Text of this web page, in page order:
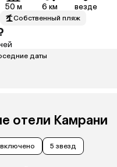
50 м 6 км везде
Собственный пляж
даты
отели Камрани
5 звезд